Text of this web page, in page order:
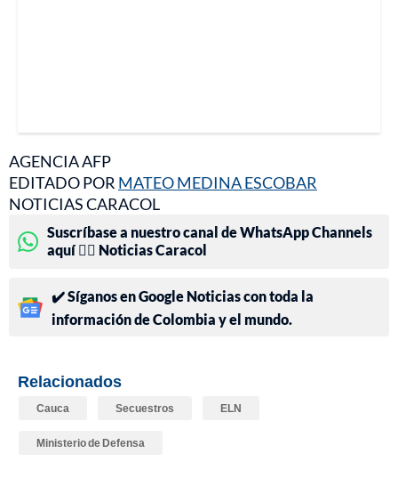
AGENCIA AFP
EDITADO POR MATEO MEDINA ESCOBAR
NOTICIAS CARACOL
Suscríbase a nuestro canal de WhatsApp Channels
aquí 👉🏻 Noticias Caracol
✔️ Síganos en Google Noticias con toda la
información de Colombia y el mundo.
Relacionados
Cauca Secuestros ELN
Ministerio de Defensa